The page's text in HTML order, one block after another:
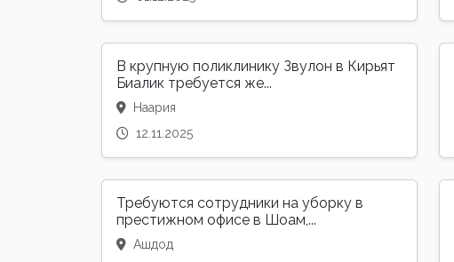
В крупную поликлинику Звулон в Кирьят
Биалик требуется же...
Наария
12.11.2025
Требуются сотрудники на уборку в
престижном офисе в Шоам,...
Ашдод